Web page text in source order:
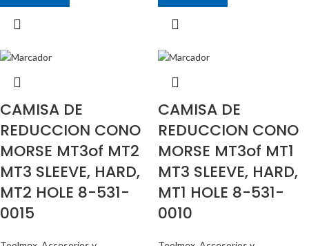
CAMISA DE
REDUCCION CONO
MORSE MT3of MT2
MT3 SLEEVE, HARD,
MT2 HOLE 8-531-
0015
CAMISA DE
REDUCCION CONO
MORSE MT3of MT1
MT3 SLEEVE, HARD,
MT1 HOLE 8-531-
0010